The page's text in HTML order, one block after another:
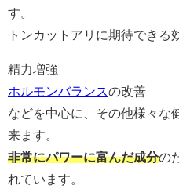
す。
トンカットアリに期待できる
精力増強
ホルモンバランスの改善
などを中心に、その他様々な
来ます。
非常にパワーに富んだ成分の
れています。